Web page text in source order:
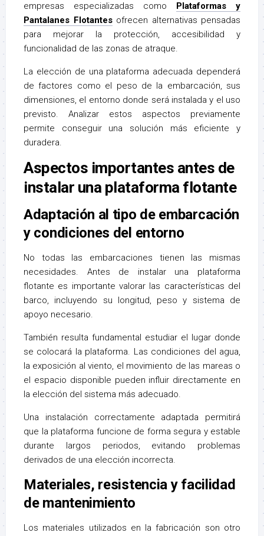
empresas especializadas como
Plataformas y
Pantalanes Flotantesofrecen alternativas pensadas
para mejorar la protección, accesibilidad y
funcionalidad de las zonas de atraque.
La elección de una plataforma adecuada dependerá
de factores como el peso de la embarcación, sus
dimensiones, el entorno donde será instalada y el uso
previsto. Analizar estos aspectos previamente
permite conseguir una solución más eficiente y
duradera.
Aspectos importantes antes de
instalar una plataforma flotante
Adaptación al tipo de embarcación
y condiciones del entorno
No todas las embarcaciones tienen las mismas
necesidades. Antes de instalar una plataforma
flotante es importante valorar las características del
barco, incluyendo su longitud, peso y sistema de
apoyo necesario.
También resulta fundamental estudiar el lugar donde
se colocará la plataforma. Las condiciones del agua,
la exposición al viento, el movimiento de las mareas o
el espacio disponible pueden influir directamente en
la elección del sistema más adecuado.
Una instalación correctamente adaptada permitirá
que la plataforma funcione de forma segura y estable
durante largos periodos, evitando problemas
derivados de una elección incorrecta.
Materiales, resistencia y facilidad
de mantenimiento
Los materiales utilizados en la fabricación son otro